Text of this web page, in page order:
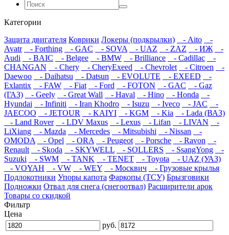
Категории
Защита двигателя Коврики Локеры (подкрылки) - Aito
-
Avatr
- Forthing - GAC - SOVA - UAZ - ZAZ - ИЖ
-
Audi
- BAIC - Belgee - BMW - Brilliance - Cadillac
-
CHANGAN
- Chery - CheryExeed - Chevrolet - Citroen
-
Daewoo
- Daihatsu - Datsun - EVOLUTE - EXEED
-
Exlantix
- FAW - Fiat - Ford - FOTON - GAC
- Gaz
(ГАЗ)
- Geely - Great Wall - Haval - Hino - Honda
-
Hyundai
- Infiniti - Iran Khodro - Isuzu - Iveco - JAC
-
JAECOO
- JETOUR - KAIYI - KGM - Kia
- Lada (ВАЗ)
- Land Rover
- LDV Maxus - Lexus - Lifan - LIVAN
-
LiXiang
- Mazda - Mercedes - Mitsubishi - Nissan
-
OMODA
- Opel - ORA - Peugeot - Porsche - Ravon
-
Renault
- Skoda - SKYWELL - SOLLERS - SsangYong
-
Suzuki
- SWM - TANK - TENET - Toyota
- UAZ (УАЗ)
- VOYAH
- VW - WEY - Москвич
- Грузовые крылья
Подлокотники Упоры капота Фаркопы (ТСУ) Брызговики
Подножки Отвал для снега (снегоотвал) Расширители арок
Товары со скидкой
Фильтр
Цена
руб.